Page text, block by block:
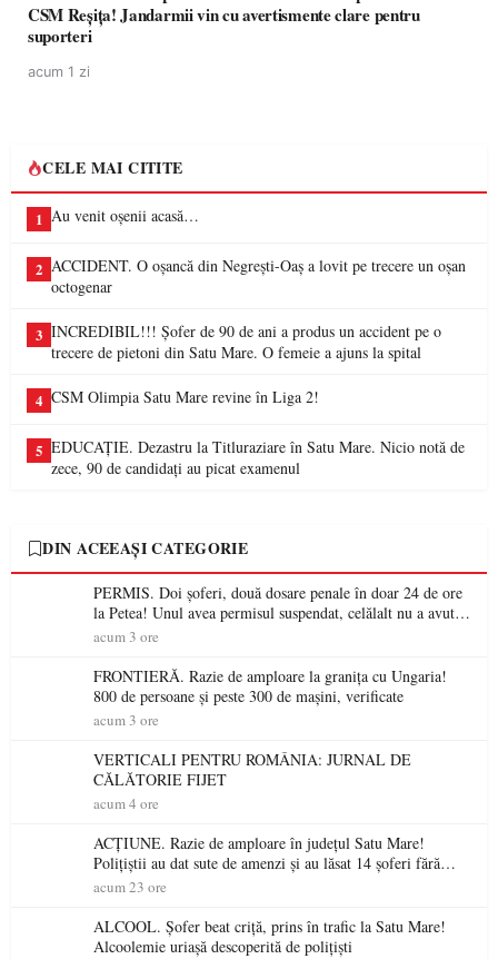
CSM Reșița! Jandarmii vin cu avertismente clare pentru
suporteri
acum 1 zi
CELE MAI CITITE
1 Au venit oșenii acasă…
2 ACCIDENT. O oșancă din Negrești-Oaș a lovit pe trecere un oșan
octogenar
3 INCREDIBIL!!! Șofer de 90 de ani a produs un accident pe o
trecere de pietoni din Satu Mare. O femeie a ajuns la spital
4 CSM Olimpia Satu Mare revine în Liga 2!
5 EDUCAȚIE. Dezastru la Titluraziare în Satu Mare. Nicio notă de
zece, 90 de candidați au picat examenul
DIN ACEEAȘI CATEGORIE
PERMIS. Doi șoferi, două dosare penale în doar 24 de ore
la Petea! Unul avea permisul suspendat, celălalt nu a avut
niciodată permis
acum 3 ore
FRONTIERĂ. Razie de amploare la granița cu Ungaria!
800 de persoane și peste 300 de mașini, verificate
acum 3 ore
VERTICALI PENTRU ROMÂNIA: JURNAL DE
CĂLĂTORIE FIJET
acum 4 ore
ACȚIUNE. Razie de amploare în județul Satu Mare!
Polițiștii au dat sute de amenzi și au lăsat 14 șoferi fără
permis într-o singură zi
acum 23 ore
ALCOOL. Șofer beat criță, prins în trafic la Satu Mare!
Alcoolemie uriașă descoperită de polițiști